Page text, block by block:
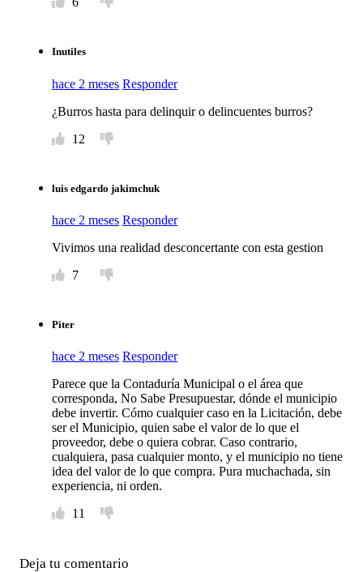
Inutiles
hace 2 meses Responder
¿Burros hasta para delinquir o delincuentes burros?
12
luis edgardo jakimchuk
hace 2 meses Responder
Vivimos una realidad desconcertante con esta gestion
7
Piter
hace 2 meses Responder
Parece que la Contaduría Municipal o el área que
corresponda, No Sabe Presupuestar, dónde el municipio
debe invertir. Cómo cualquier caso en la Licitación, debe
ser el Municipio, quien sabe el valor de lo que el
proveedor, debe o quiera cobrar. Caso contrario,
cualquiera, pasa cualquier monto, y el municipio no tiene
idea del valor de lo que compra. Pura muchachada, sin
experiencia, ni orden.
11
Deja tu comentario